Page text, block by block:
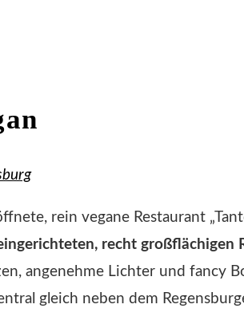
rein vegane Restaurant
recht großflächigen
angenehme Lichter und fancy
gleich neben dem